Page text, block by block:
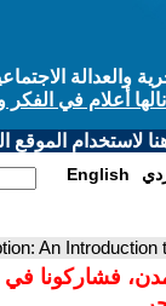
أعلام في الفكر
لاستخدام الموقع
English
فشاركونا